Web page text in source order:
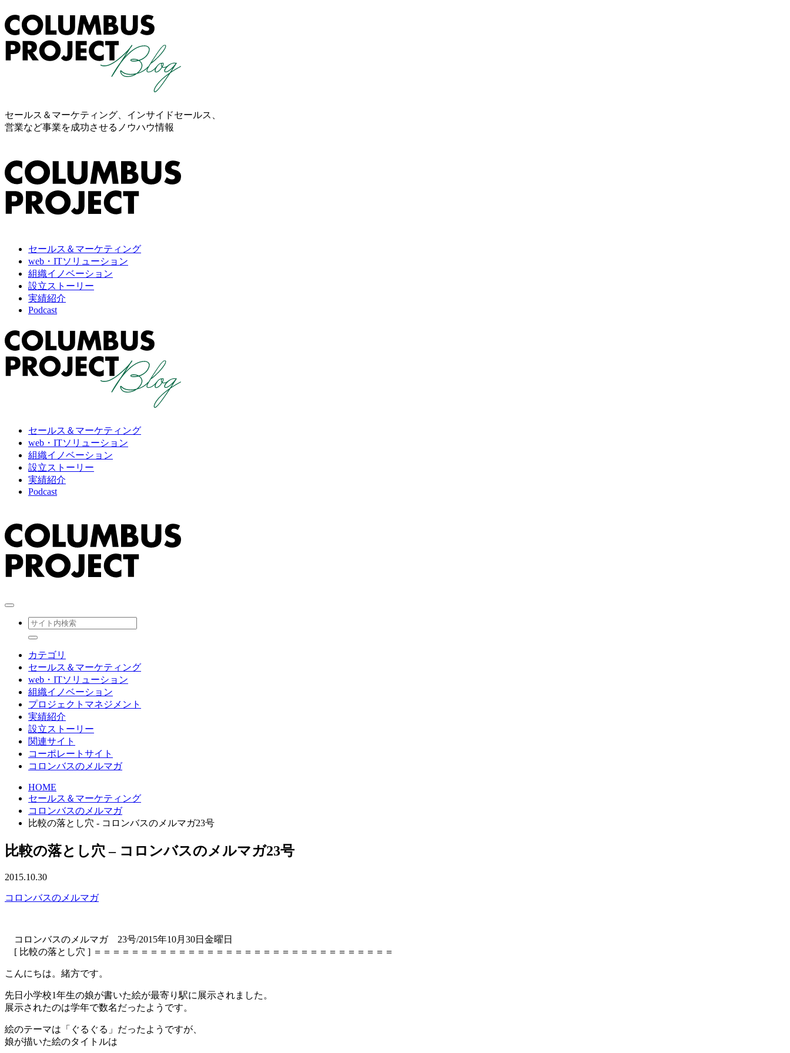
セールス＆マーケティング、インサイドセールス、
営業など事業を成功させるノウハウ情報
セールス＆マーケティング
web・ITソリューション
組織イノベーション
設立ストーリー
実績紹介
Podcast
セールス＆マーケティング
web・ITソリューション
組織イノベーション
設立ストーリー
実績紹介
Podcast
カテゴリ
セールス＆マーケティング
web・ITソリューション
組織イノベーション
プロジェクトマネジメント
実績紹介
設立ストーリー
関連サイト
コーポレートサイト
コロンバスのメルマガ
HOME
セールス＆マーケティング
コロンバスのメルマガ
比較の落とし穴 - コロンバスのメルマガ23号
比較の落とし穴 – コロンバスのメルマガ23号
2015.10.30
コロンバスのメルマガ
コロンバスのメルマガ 23号/2015年10月30日金曜日
[ 比較の落とし穴 ] ＝＝＝＝＝＝＝＝＝＝＝＝＝＝＝＝＝＝＝＝＝＝＝＝＝＝＝＝＝＝＝＝
こんにちは。緒方です。
先日小学校1年生の娘が書いた絵が最寄り駅に展示されました。
展示されたのは学年で数名だったようです。
絵のテーマは「ぐるぐる」だったようですが、
娘が描いた絵のタイトルは